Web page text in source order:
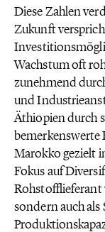
Diese Zahlen
Zukunft
Wachstum oft
zunehmend
und
Äthiopien durch
Marokko gezielt
Fokus auf
Rohstofflieferant
sondern auch